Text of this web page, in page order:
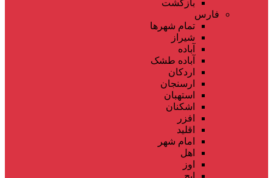
بازگشت
فارس
تمام شهر‌ها
شیراز
آباده
آباده طشک
اردکان
ارسنجان
استهبان
اشکنان
افزر
اقلید
امام شهر
اهل
اوز
ایج